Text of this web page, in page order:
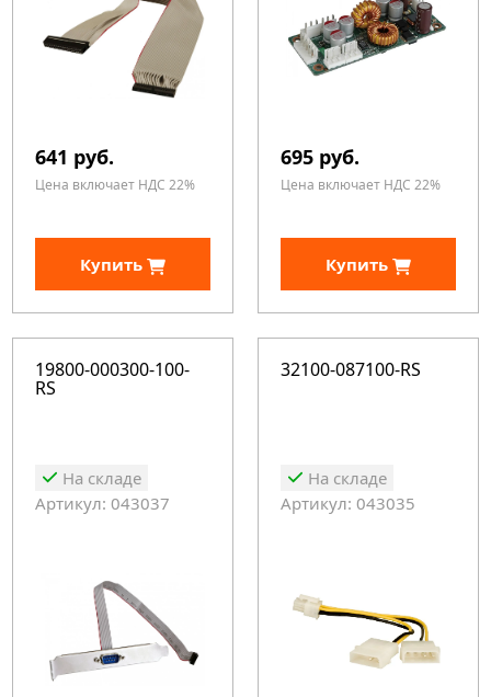
641 руб.
Цена включает НДС 22%
Купить
695 руб.
Цена включает НДС 22%
Купить
19800-000300-100-
RS
На складе
Артикул: 043037
32100-087100-RS
На складе
Артикул: 043035